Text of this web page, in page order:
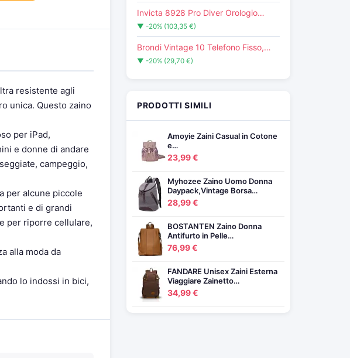
resistente agli
unica. Questo zaino
per iPad,
e donne di andare
campeggio,
per alcune piccole
e di grandi
per riporre cellulare,
alla moda da
lo indossi in bici,
Invicta 8928 Pro Diver Orologio…
▼ -20% (103,35 €)
Brondi Vintage 10 Telefono Fisso,…
▼ -20% (29,70 €)
PRODOTTI SIMILI
Amoyie Zaini Casual in Cotone
e…
23,99 €
Myhozee Zaino Uomo Donna
Daypack,Vintage Borsa…
28,99 €
BOSTANTEN Zaino Donna
Antifurto in Pelle…
76,99 €
FANDARE Unisex Zaini Esterna
Viaggiare Zainetto…
34,99 €